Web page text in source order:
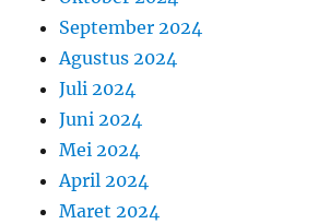
September 2024
Agustus 2024
Juli 2024
Juni 2024
Mei 2024
April 2024
Maret 2024